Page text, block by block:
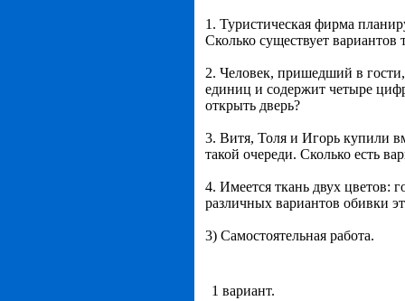
1. Туристическая фирма
Сколько существует вариантов
2. Человек, пришедший в
единиц и содержит четыре
открыть дверь?
3. Витя, Толя и Игорь купили
такой очереди. Сколько есть
4. Имеется ткань двух цветов:
различных вариантов обивки
3) Самостоятельная работа.
1 вариант.